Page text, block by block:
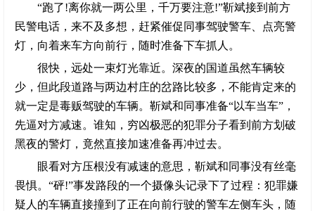
“跑了!离你就一两公里，千万要注意!”靳斌接到前方
民警电话，来不及多想，赶紧催促同事驾驶警车、点亮警
灯，向着来车方向前行，随时准备下车抓人。
很快，远处一束灯光靠近。深夜的国道虽然车辆较
少，但此段道路与两边村庄的岔路比较多，不能肯定来的
就一定是毒贩驾驶的车辆。靳斌和同事准备“以车当车”，
先逼对方减速。谁知，穷凶极恶的犯罪分子看到前方划破
黑夜的警灯，竟然直接加速准备再冲过去。
眼看对方压根没有减速的意思，靳斌和同事没有丝毫
畏惧。“砰!”事发路段的一个摄像头记录下了过程：犯罪嫌
疑人的车辆直接撞到了正在向前行驶的警车左侧车头，随